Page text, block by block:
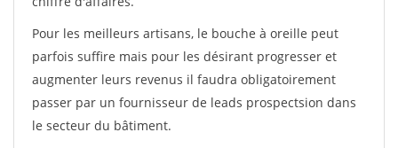
Pour les meilleurs artisans, le bouche à oreille peut
parfois suffire mais pour les désirant progresser et
augmenter leurs revenus il faudra obligatoirement
passer par un fournisseur de leads prospectsion dans
le secteur du bâtiment.